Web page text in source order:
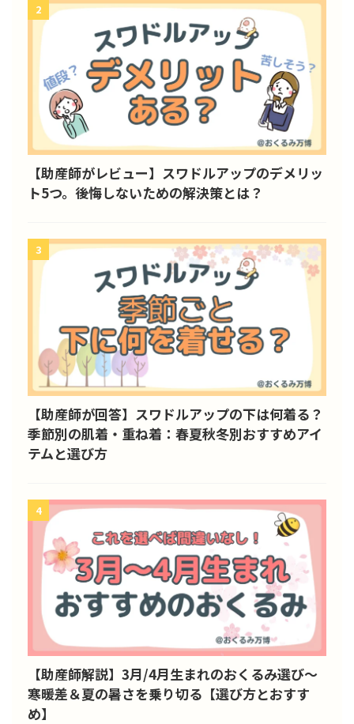
2
【助産師がレビュー】スワドルアップのデメリッ
ト5つ。後悔しないための解決策とは？
3
【助産師が回答】スワドルアップの下は何着る？
季節別の肌着・重ね着：春夏秋冬別おすすめアイ
テムと選び方
4
【助産師解説】3月/4月生まれのおくるみ選び～
寒暖差＆夏の暑さを乗り切る【選び方とおすす
め】